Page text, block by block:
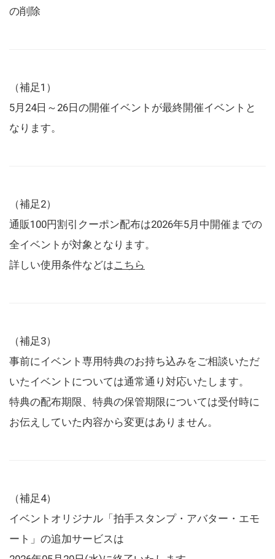
の削除
（補足1）
5月24日～26日の開催イベントが最終開催イベントと
なります。
（補足2）
通販100円割引クーポン配布は2026年5月中開催までの
全イベントが対象となります。
詳しい使用条件などはこちら
（補足3）
事前にイベント専用特典のお持ち込みをご相談いただ
いたイベントについては通常通り対応いたします。
特典の配布期限、特典の保管期限については受付時に
お伝えしていた内容から変更はありません。
（補足4）
イベントオリジナル「拍手スタンプ・アバター・エモ
ート」の追加サービスは